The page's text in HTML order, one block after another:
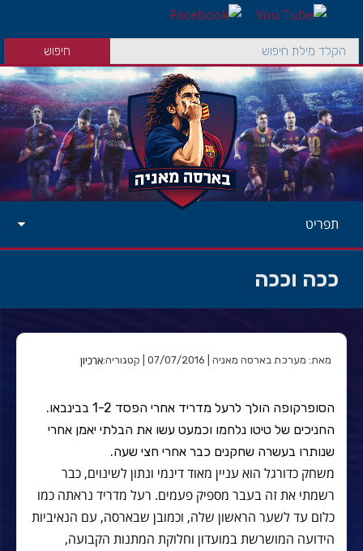
תפריט
ככה וככה
מאת: מערכת בארסה מאניה | 07/07/2016 | קטגוריה: ארכיון
הסופרקופה הולך לרעל מדריד אחרי הפסד 1-2 בבינבאו.
החניכים של טיטו נלחמו וכמעט עשו את הבלתי יאמן אחרי
שנותרו בעשרה שחקנים כבר אחרי חצי שעה.
משחק כדורגל הוא עניין מאוד דינמי ונתון לשינוים, כבר
רשמתי את זה בעבר מספיק פעמים. רעל מדריד נראתה כמו
כלום עד לשער הראשון שלה, וכמובן שבארסה, עם הנאיביות
הידועה המושרשת במועדון וחלוקת המתנות הקבועה,